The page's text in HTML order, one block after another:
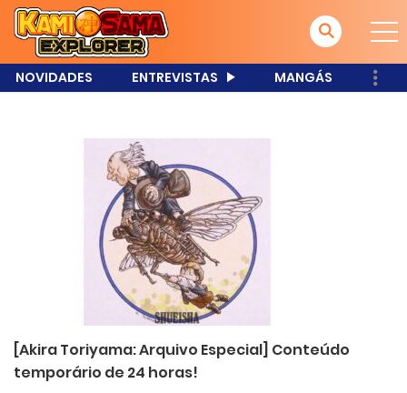
NOVIDADES ENTREVISTAS MANGÁS
[Akira Toriyama: Arquivo Especial] Conteúdo
temporário de 24 horas!